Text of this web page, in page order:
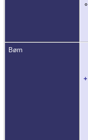
Børn
+